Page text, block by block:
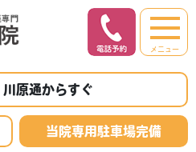
メニュー
川原通からすぐ
当院専用駐車場完備